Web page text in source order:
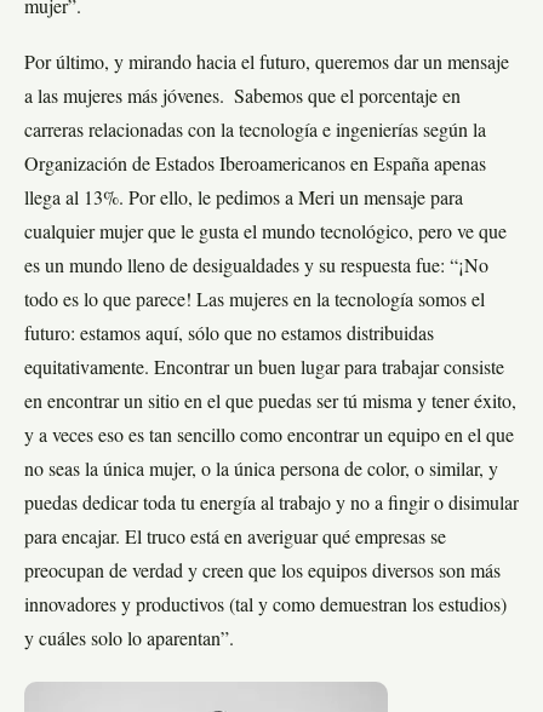
mujer”.
Por último, y mirando hacia el futuro, queremos dar un mensaje
a las mujeres más jóvenes. Sabemos que el porcentaje en
carreras relacionadas con la tecnología e ingenierías según la
Organización de Estados Iberoamericanos en España apenas
llega al 13%. Por ello, le pedimos a Meri un mensaje para
cualquier mujer que le gusta el mundo tecnológico, pero ve que
es un mundo lleno de desigualdades y su respuesta fue: “¡No
todo es lo que parece! Las mujeres en la tecnología somos el
futuro: estamos aquí, sólo que no estamos distribuidas
equitativamente. Encontrar un buen lugar para trabajar consiste
en encontrar un sitio en el que puedas ser tú misma y tener éxito,
y a veces eso es tan sencillo como encontrar un equipo en el que
no seas la única mujer, o la única persona de color, o similar, y
puedas dedicar toda tu energía al trabajo y no a fingir o disimular
para encajar. El truco está en averiguar qué empresas se
preocupan de verdad y creen que los equipos diversos son más
innovadores y productivos (tal y como demuestran los estudios)
y cuáles solo lo aparentan”.